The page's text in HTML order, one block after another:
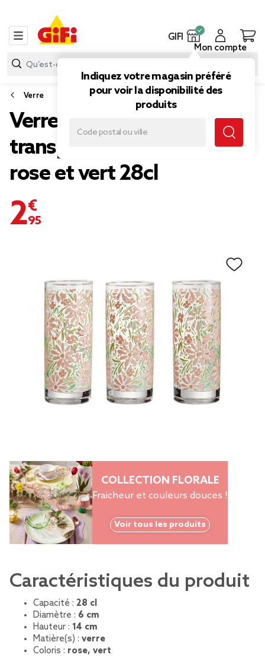
GIFI
Indiquez votre magasin préféré
pour voir la disponibilité des
produits
Mon compte
Verre
Verre haut x3 en verre
transparent motif floral
rose et vert 28cl
2,95 €
COLLECTION FLORALE
Fraicheur et couleurs douces !
Voir tous les produits
Caractéristiques du produit
Capacité : 28 cl
Diamètre : 6 cm
Hauteur : 14 cm
Matière(s) : verre
Coloris : rose, vert